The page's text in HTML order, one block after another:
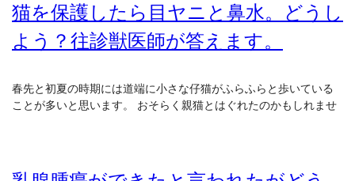
猫を保護したら目ヤニと鼻水。どうし
よう？往診獣医師が答えます。
春先と初夏の時期には道端に小さな仔猫がふらふらと歩いている
ことが多いと思います。 おそらく親猫とはぐれたのかもしれませ